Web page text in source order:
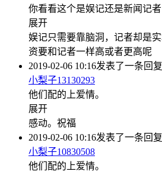
你看看这个是娱记还是新闻记者
展开
娱记只需要靠脑洞，记者却是
资要和记者一样高或者更高呢
2019-02-06 10:16发表了一条回复
小梨子13130293
他们配的上爱情。
展开
感动。祝福
2019-02-06 10:16发表了一条回复
小梨子10830508
他们配的上爱情。